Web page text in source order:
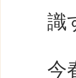
識
今